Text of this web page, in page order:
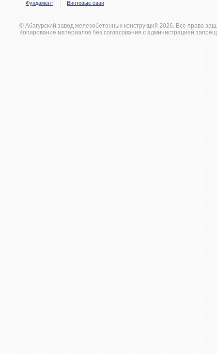
Фундамент Винтовые сваи
© Абагурский завод железобетонных конструкций 2026. Все права
Копирование материалов без согласования с администрацией